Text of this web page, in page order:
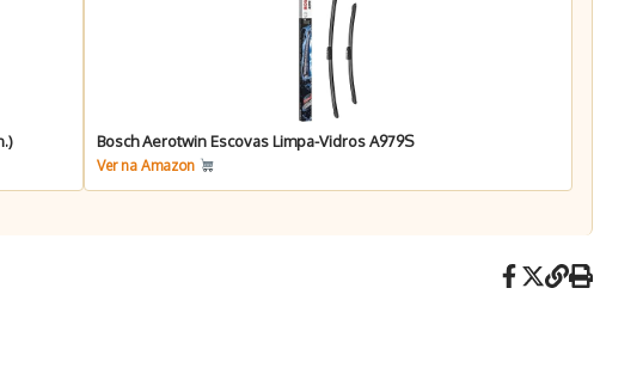
Bosch Aerotwin Escovas Limpa-Vidros A979S
Ver na Amazon